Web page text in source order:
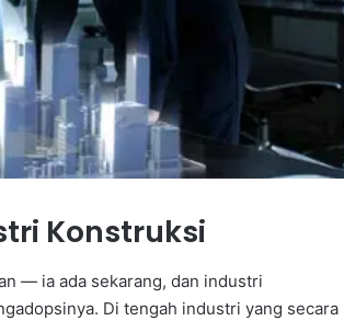
Konstruksi
— ia ada sekarang, dan industri
Di tengah industri yang secara